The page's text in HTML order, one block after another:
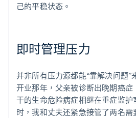
己的平稳状态。
即时管理压力
并非所有压力源都能“靠解决问题”
开业那年，父亲被诊断出晚期癌
干的生命危险病症相继在重症监
时，我和丈夫还紧急接管了两名